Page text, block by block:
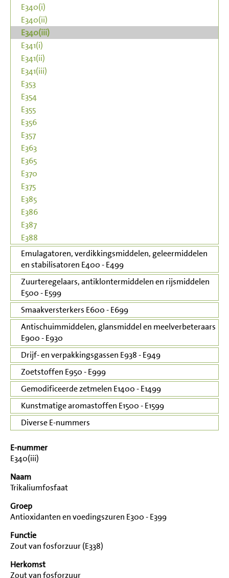
E340(i)
E340(ii)
E340(iii)
E341(i)
E341(ii)
E341(iii)
E353
E354
E355
E356
E357
E363
E365
E370
E375
E385
E386
E387
E388
Emulagatoren, verdikkingsmiddelen, geleermiddelen
en stabilisatoren E400 - E499
Zuurteregelaars, antiklontermiddelen en rijsmiddelen
E500 - E599
Smaakversterkers E600 - E699
Antischuimmiddelen, glansmiddel en meelverbeteraars
E900 - E930
Drijf- en verpakkingsgassen E938 - E949
Zoetstoffen E950 - E999
Gemodificeerde zetmelen E1400 - E1499
Kunstmatige aromastoffen E1500 - E1599
Diverse E-nummers
E-nummer
E340(iii)
Naam
Trikaliumfosfaat
Groep
Antioxidanten en voedingszuren E300 - E399
Functie
Zout van fosforzuur (E338)
Herkomst
Zout van fosforzuur